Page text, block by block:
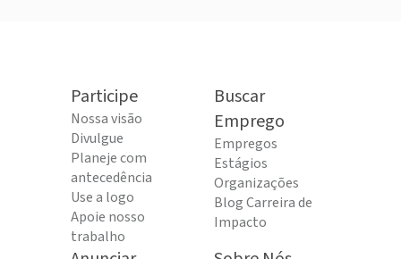
Participe
Nossa visão
Divulgue
Planeje com
antecedência
Use a logo
Apoie nosso
trabalho
Buscar
Emprego
Empregos
Estágios
Organizações
Blog Carreira de
Impacto